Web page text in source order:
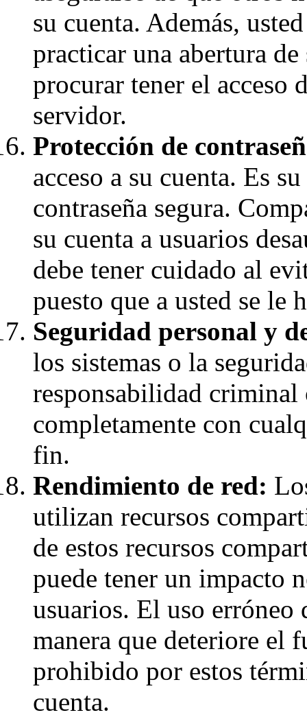
su cuenta. Además,
practicar una abertura
procurar tener el acceso
servidor.
Protección de
acceso a su cuenta. Es
contraseña segura.
su cuenta a usuarios
debe tener cuidado al
puesto que a usted se le
Seguridad personal y
los sistemas o la
responsabilidad
completamente con
fin.
Rendimiento de red:
utilizan recursos
de estos recursos
puede tener un impacto
usuarios. El uso erróneo
manera que deteriore el
prohibido por estos
cuenta.